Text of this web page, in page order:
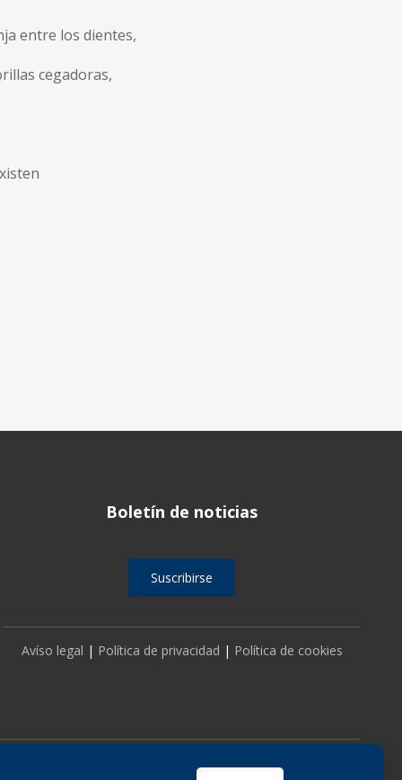
entre los dientes,
cegadoras,
Boletín de noticias
Suscribirse
Avíso legal | Política de privacidad | Política de cookies